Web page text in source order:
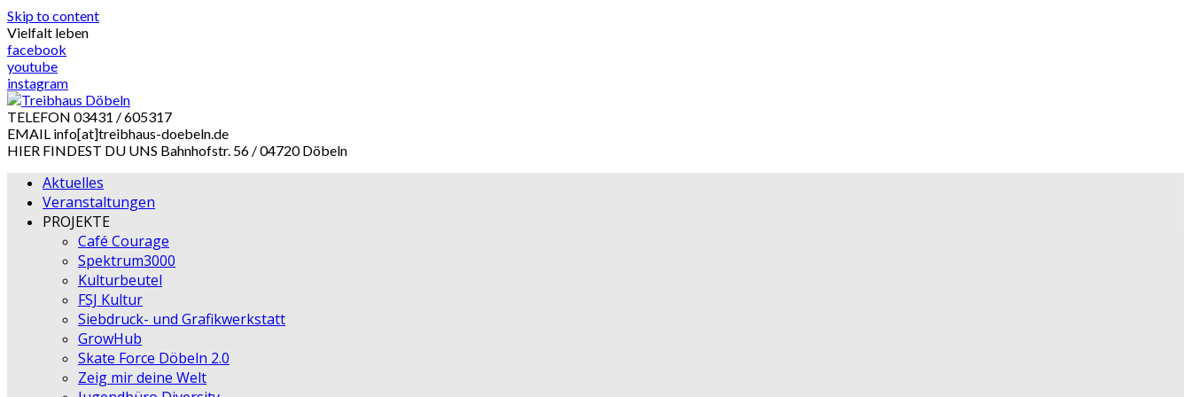
Skip to content
Vielfalt leben
facebook
youtube
instagram
TELEFON 03431 / 605317
EMAIL info[at]treibhaus-doebeln.de
HIER FINDEST DU UNS Bahnhofstr. 56 / 04720 Döbeln
Aktuelles
Veranstaltungen
PROJEKTE
Café Courage
Spektrum3000
Kulturbeutel
FSJ Kultur
Siebdruck- und Grafikwerkstatt
GrowHub
Skate Force Döbeln 2.0
Zeig mir deine Welt